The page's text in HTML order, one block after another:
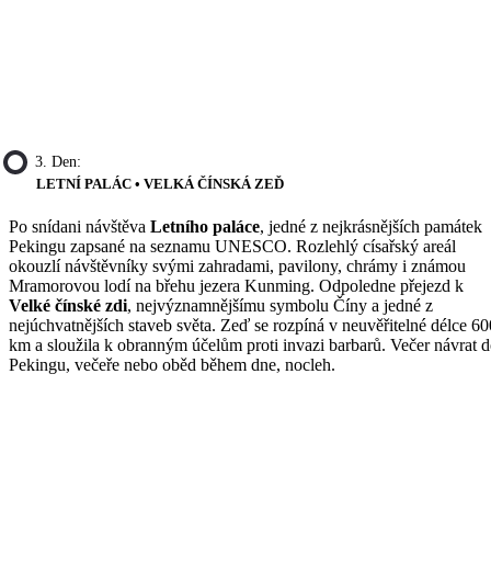
3. Den:
LETNÍ PALÁC • VELKÁ ČÍNSKÁ ZEĎ
Po snídani návštěva Letního paláce, jedné z nejkrásnějších památek
Pekingu zapsané na seznamu UNESCO. Rozlehlý císařský areál
okouzlí návštěvníky svými zahradami, pavilony, chrámy i známou
Mramorovou lodí na břehu jezera Kunming. Odpoledne přejezd k
Velké čínské zdi, nejvýznamnějšímu symbolu Číny a jedné z
nejúchvatnějších staveb světa. Zeď se rozpíná v neuvěřitelné délce
km a sloužila k obranným účelům proti invazi barbarů. Večer návrat
Pekingu, večeře nebo oběd během dne, nocleh.